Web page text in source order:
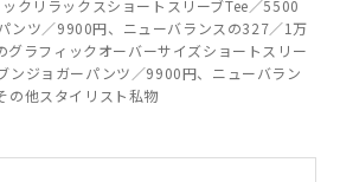
クリラックスショートスリーブTee／5500
ンツ／9900円、ニューバランスの327／1万
ラフィックオーバーサイズショートスリー
ンジョガーパンツ／9900円、ニューバラン
の他スタイリスト私物